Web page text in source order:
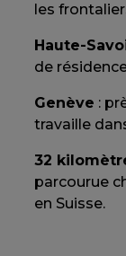
les
Haute-
de
Genève :
travaille
32
parcourue
en Suisse.